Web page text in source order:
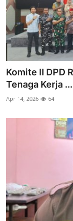
Komite II DPD
Tenaga Kerja ...
Apr 14, 2026 64